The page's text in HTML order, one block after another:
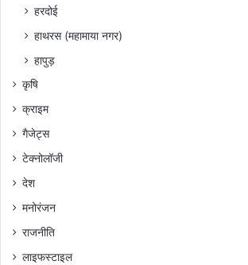
हरदोई
हाथरस (महामाया नगर)
हापुड़
कृषि
क्राइम
गैजेट्स
टेक्नोलॉजी
देश
मनोरंजन
राजनीति
लाइफस्टाइल